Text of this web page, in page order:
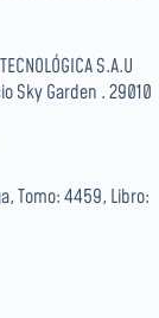
S.A.U
Sky Garden . 29010
Tomo: 4459, Libro: